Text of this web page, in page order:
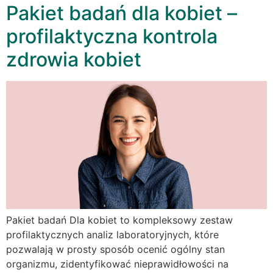
Pakiet badań dla kobiet –
profilaktyczna kontrola
zdrowia kobiet
Pakiet badań Dla kobiet to kompleksowy zestaw
profilaktycznych analiz laboratoryjnych, które
pozwalają w prosty sposób ocenić ogólny stan
organizmu, zidentyfikować nieprawidłowości na